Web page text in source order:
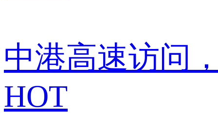
中港高速访问
HOT